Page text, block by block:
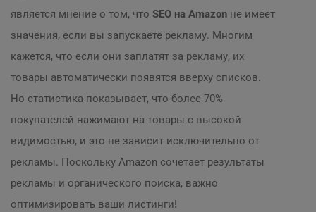
является мнение о том, что SEO на Amazon не имеет
значения, если вы запускаете рекламу. Многим
кажется, что если они заплатят за рекламу, их
товары автоматически появятся вверху списков.
Но статистика показывает, что более 70%
покупателей нажимают на товары с высокой
видимостью, и это не зависит исключительно от
рекламы. Поскольку Amazon сочетает результаты
рекламы и органического поиска, важно
оптимизировать ваши листинги!